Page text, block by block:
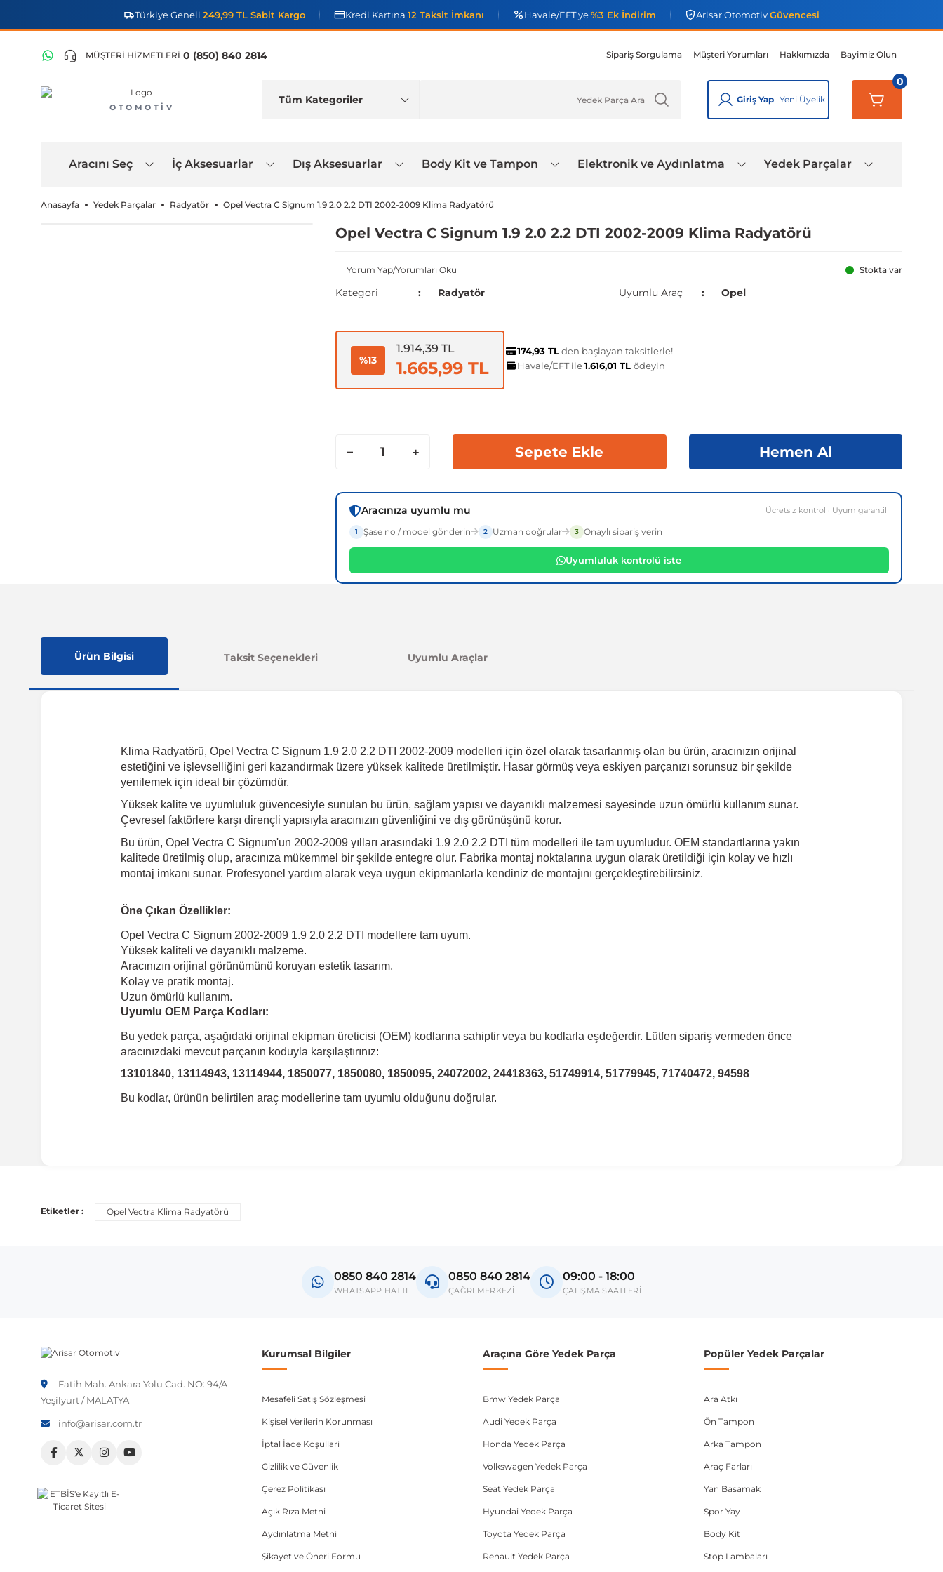
Türkiye Geneli 249,99 TL Sabit Kargo Kredi Kartına 12 Taksit İmkanı Havale/EFT'ye%3 Ek İndirim Arisar OtomotivGüvencesi
MÜŞTERİ HİZMETLERİ 0 (850) 840 2814 Sipariş Sorgulama Müşteri Yorumları Hakkımızda Bayimiz Olun
OTOMOTIV
Giriş Yap Yeni Üyelik
0
Aracını Seç İç Aksesuarlar Dış Aksesuarlar Body Kit ve Tampon Elektronik ve Aydınlatma Yedek Parçalar
Anasayfa Yedek Parçalar Radyatör Opel Vectra C Signum 1.9 2.0 2.2 DTI 2002-2009 Klima Radyatörü
Opel Vectra C Signum 1.9 2.0 2.2 DTI 2002-2009 Klima Radyatörü
Yorum Yap/Yorumları Oku Stokta var
Kategori Radyatör Uyumlu Araç Opel
%13
1.914,39 TL
1.665,99 TL
174,93 TLden başlayan taksitlerle!
Havale/EFT ile1.616,01 TL ödeyin
Sepete Ekle Hemen Al
Aracınıza uyumlu mu Ücretsiz kontrol · Uyum garantili
1 Şase no / model gönderin 2 Uzman doğrular 3 Onaylı sipariş verin
Uyumluluk kontrolü iste
Ürün Bilgisi Taksit Seçenekleri Uyumlu Araçlar
Klima Radyatörü, Opel Vectra C Signum 1.9 2.0 2.2 DTI 2002-2009 modelleri için özel olarak tasarlanmış olan bu ürün, aracınızın orijinal
estetiğini ve işlevselliğini geri kazandırmak üzere yüksek kalitede üretilmiştir. Hasar görmüş veya eskiyen parçanızı sorunsuz bir şekilde
yenilemek için ideal bir çözümdür.
Yüksek kalite ve uyumluluk güvencesiyle sunulan bu ürün, sağlam yapısı ve dayanıklı malzemesi sayesinde uzun ömürlü kullanım sunar.
Çevresel faktörlere karşı dirençli yapısıyla aracınızın güvenliğini ve dış görünüşünü korur.
Bu ürün, Opel Vectra C Signum'un 2002-2009 yılları arasındaki 1.9 2.0 2.2 DTI tüm modelleri ile tam uyumludur. OEM standartlarına yakın
kalitede üretilmiş olup, aracınıza mükemmel bir şekilde entegre olur. Fabrika montaj noktalarına uygun olarak üretildiği için kolay ve hızlı
montaj imkanı sunar. Profesyonel yardım alarak veya uygun ekipmanlarla kendiniz de montajını gerçekleştirebilirsiniz.
Öne Çıkan Özellikler:
Opel Vectra C Signum 2002-2009 1.9 2.0 2.2 DTI modellere tam uyum.
Yüksek kaliteli ve dayanıklı malzeme.
Aracınızın orijinal görünümünü koruyan estetik tasarım.
Kolay ve pratik montaj.
Uzun ömürlü kullanım.
Uyumlu OEM Parça Kodları:
Bu yedek parça, aşağıdaki orijinal ekipman üreticisi (OEM) kodlarına sahiptir veya bu kodlarla eşdeğerdir. Lütfen sipariş vermeden önce
aracınızdaki mevcut parçanın koduyla karşılaştırınız:
13101840, 13114943, 13114944, 1850077, 1850080, 1850095, 24072002, 24418363, 51749914, 51779945, 71740472, 94598
Bu kodlar, ürünün belirtilen araç modellerine tam uyumlu olduğunu doğrular.
Signum
Etiketler : Opel Vectra Klima Radyatörü
0850 840 2814
WHATSAPP HATTI
0850 840 2814
ÇAĞRI MERKEZİ
09:00 - 18:00
ÇALIŞMA SAATLERİ
Fatih Mah. Ankara Yolu Cad. NO: 94/A
Yeşilyurt / MALATYA
info@arisar.com.tr
Kurumsal Bilgiler
Mesafeli Satış Sözleşmesi
Kişisel Verilerin Korunması
İptal İade Koşullari
Gizlilik ve Güvenlik
Çerez Politikası
Açık Rıza Metni
Aydınlatma Metni
Şikayet ve Öneri Formu
Araçına Göre Yedek Parça
Bmw Yedek Parça
Audi Yedek Parça
Honda Yedek Parça
Volkswagen Yedek Parça
Seat Yedek Parça
Hyundai Yedek Parça
Toyota Yedek Parça
Renault Yedek Parça
Popüler Yedek Parçalar
Ara Atkı
Ön Tampon
Arka Tampon
Araç Farları
Yan Basamak
Spor Yay
Body Kit
Stop Lambaları